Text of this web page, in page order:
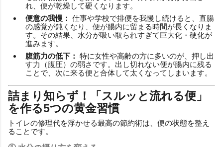
れ、便が乾燥して硬くなります。
便意の我慢： 仕事や学校で排便を我慢し続けると、直腸
の感覚が鈍くなり、便が腸内に留まる時間が長くなりま
す。その結果、水分が吸い取られすぎて巨大化・硬化が
進みます。
腹筋力の低下： 特に女性や高齢の方に多いのが、押し出
す力（腹圧）の弱さです。出し切れない便が腸内に残る
ことで、次に来る便と合体して太くなってしまいます。
詰まり知らず！「スルッと流れる便」
を作る5つの黄金習慣
トイレの修理代を浮かせる最高の節約術は、便の状態を整え
ることです。